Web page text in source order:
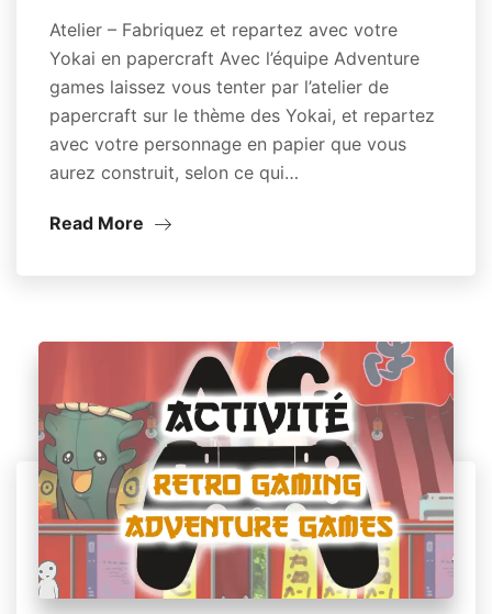
Atelier – Fabriquez et repartez avec votre
Yokai en papercraft Avec l’équipe Adventure
games laissez vous tenter par l’atelier de
papercraft sur le thème des Yokai, et repartez
avec votre personnage en papier que vous
aurez construit, selon ce qui…
Read More